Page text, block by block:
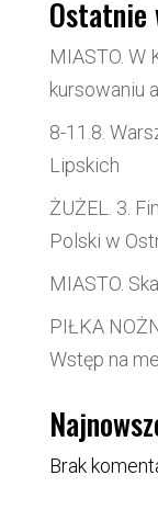
Ostatnie
MIASTO. W
kursowaniu
8-11.8.
Lipskich
ŻUŻEL. 3.
Polski w
MIASTO.
PIŁKA
Wstęp na
Brak